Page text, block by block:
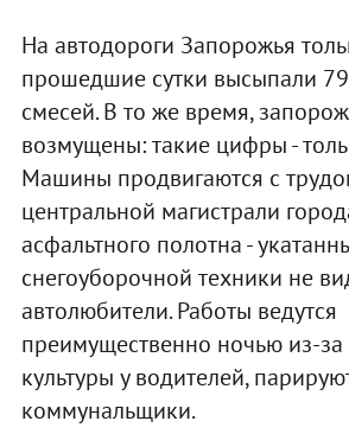
На автодороги Запорожья
прошедшие сутки высыпали
смесей. В то же время,
возмущены: такие цифры -
Машины продвигаются с
центральной магистрали
асфальтного полотна -
снегоуборочной техники не
автолюбители. Работы ведутся
преимущественно ночью из-за
культуры у водителей,
коммунальщики.